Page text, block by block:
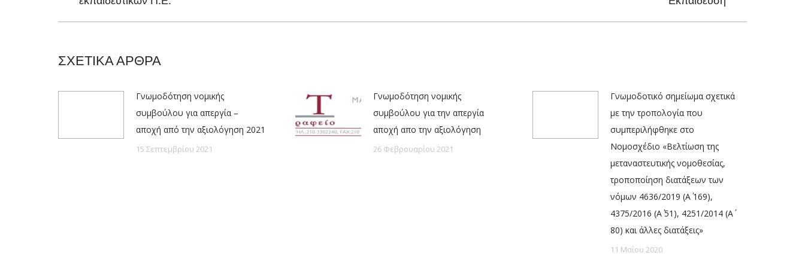
ΣΧΕΤΙΚΑ ΑΡΘΡΑ
Γνωμοδότηση νομικής
συμβούλου για απεργία –
αποχή από την αξιολόγηση 2021
15 Σεπτεμβρίου 2021
Γνωμοδότηση νομικής
συμβούλου για την απεργία
αποχή απο την αξιολόγηση
26 Φεβρουαρίου 2021
Γνωμοδοτικό σημείωμα σχετικά
με την τροπολογία που
συμπεριλήφθηκε στο
Νομοσχέδιο «Βελτίωση της
μεταναστευτικής νομοθεσίας,
τροποποίηση διατάξεων των
νόμων 4636/2019 (Α΄ 169),
4375/2016 (Α΄ 51), 4251/2014 (Α΄
80) και άλλες διατάξεις»
11 Μαΐου 2020